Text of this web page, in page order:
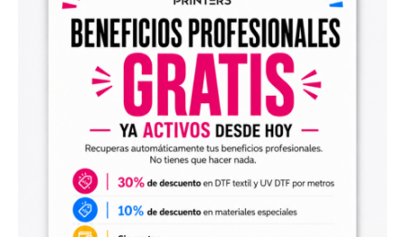
Diseños digitales para impresión UV DTF
También encontrarás diseños digitales para UV DTF
perfectos para personalizar vasos, botellas, termos, cajas,
envases, artículos promocionales y otras superficies rígidas
Estos diseños permiten incorporar nuevas opciones a tu
catálogo de personalización de objetos y preparar
producciones propias utilizando tu impresora UV DTF o tu
proveedor habitual de impresión.